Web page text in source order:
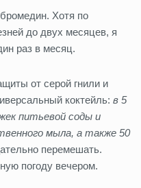
Хотя по
до двух месяцев, я
раз в месяц.
от серой гнили и
коктейль: в 5
питьевой соды и
мыла, а также 50
перемешать.
погоду вечером.